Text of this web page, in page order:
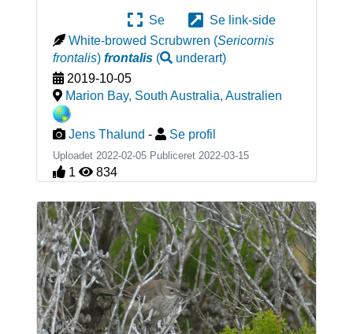
Se
Se link-side
White-browed Scrubwren (Sericornis
frontalis) frontalis( underart)
2019-10-05
Marion Bay, South Australia, Australien
Jens Thalund - Se profil
Uploadet 2022-02-05 Publiceret 2022-03-15
1 834